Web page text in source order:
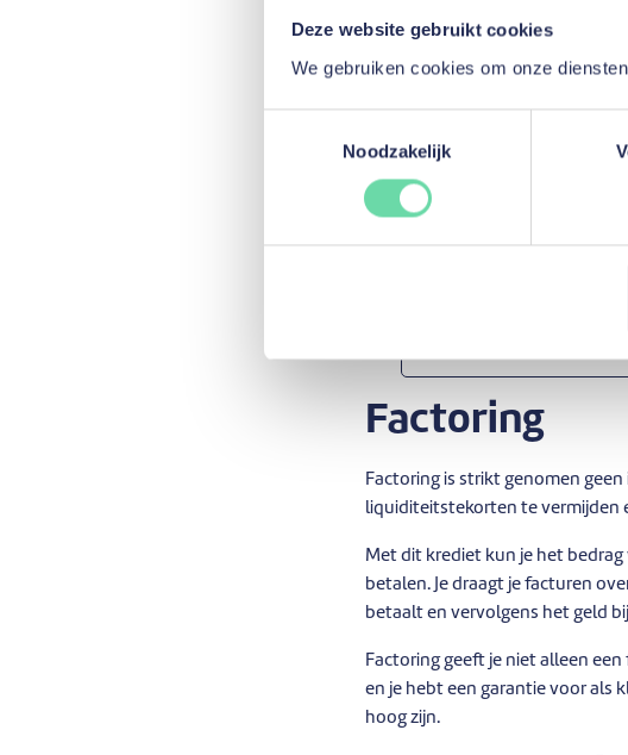
Deze website gebruikt cookies
We gebruiken cookies om onze
Noodzakelijk
pand en biedt toegang tot een
Een krediet
Een krediet op vaste termijn,
ondernemingen. Je betaalt
het volledige kapitaal aan het
Het wordt voornamelijk
Factoring
Factoring is strikt genomen
liquiditeitstekorten te vermijden
Met dit krediet kun je het
betalen. Je draagt je facturen
betaalt en vervolgens het geld
Factoring geeft je niet alleen
en je hebt een garantie voor als
hoog zijn.